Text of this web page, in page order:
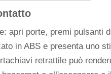
apri porte, premi
in ABS e presenta uno
retrattile può